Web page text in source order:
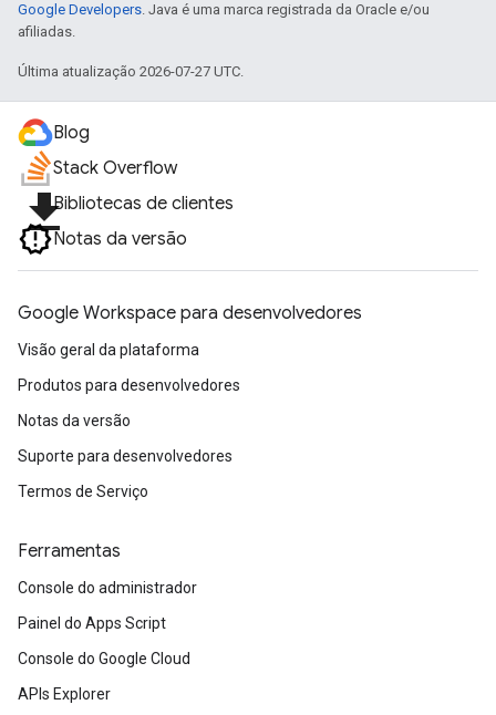
Google Developers. Java é uma marca registrada da Oracle e/ou
afiliadas.
Última atualização 2026-07-27 UTC.
Blog
Stack Overflow
file_downloadBibliotecas de clientes
Notas da versão
Google Workspace para desenvolvedores
Visão geral da plataforma
Produtos para desenvolvedores
Notas da versão
Suporte para desenvolvedores
Termos de Serviço
Ferramentas
Console do administrador
Painel do Apps Script
Console do Google Cloud
APIs Explorer